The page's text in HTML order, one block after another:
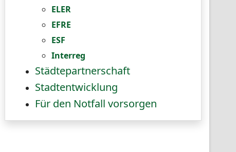
ELER
EFRE
ESF
Interreg
Städtepartnerschaft
Stadtentwicklung
Für den Notfall vorsorgen